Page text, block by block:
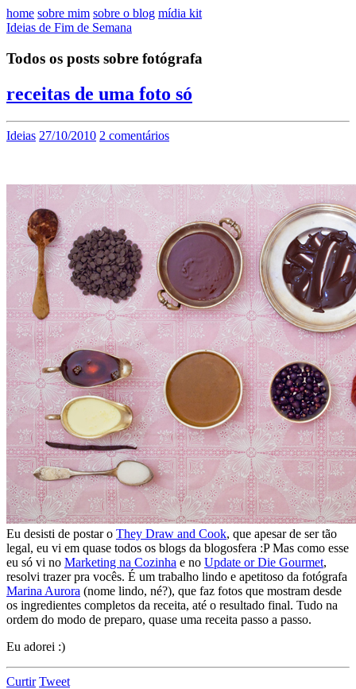
home sobre mim sobre o blog mídia kit
Ideias de Fim de Semana
Todos os posts sobre fotógrafa
receitas de uma foto só
Ideias 27/10/2010 2 comentários
Eu desisti de postar o They Draw and Cook, que apesar de ser tão
legal, eu vi em quase todos os blogs da blogosfera :P Mas como esse
eu só vi no Marketing na Cozinha e no Update or Die Gourmet,
resolvi trazer pra vocês. É um trabalho lindo e apetitoso da fotógrafa
Marina Aurora (nome lindo, né?), que faz fotos que mostram desde
os ingredientes completos da receita, até o resultado final. Tudo na
ordem do modo de preparo, quase uma receita passo a passo.
Eu adorei :)
Curtir Tweet